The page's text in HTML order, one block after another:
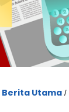
Berita Utama /